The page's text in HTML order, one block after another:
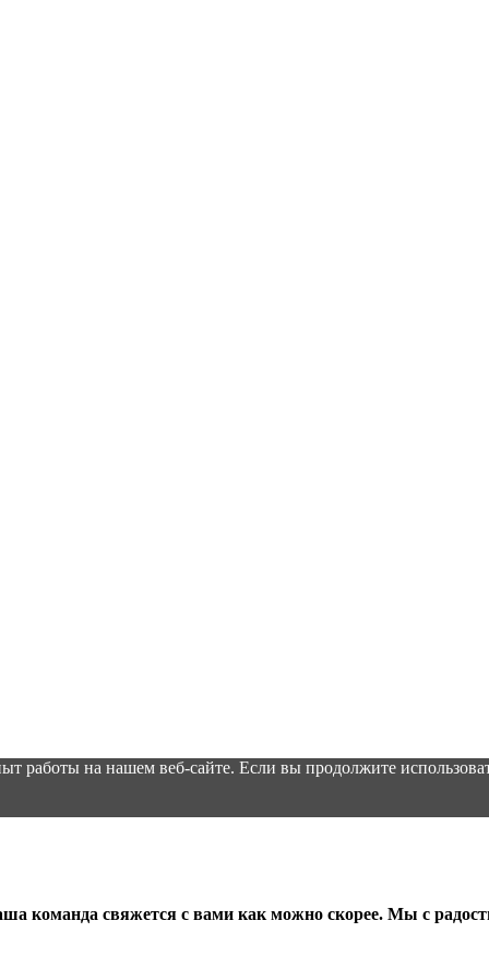
работы на нашем веб-сайте. Если вы продолжите
команда свяжется с вами как можно скорее. Мы с